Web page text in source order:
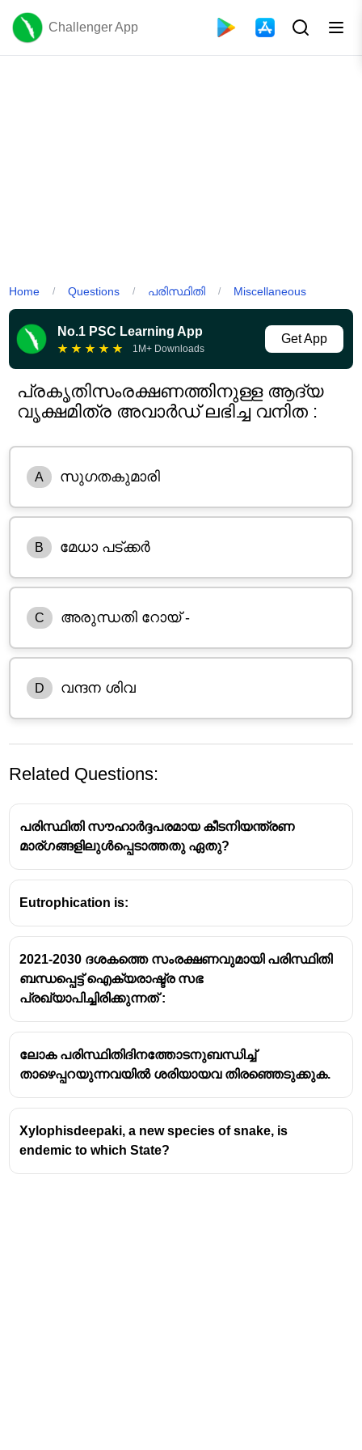
Challenger App
Home / Questions / പരിസ്ഥിതി / Miscellaneous
No.1 PSC Learning App
★ ★ ★ ★ ★ 1M+ Downloads
Get App
പ്രകൃതിസംരക്ഷണത്തിനുള്ള ആദ്യ
വൃക്ഷമിത്ര അവാർഡ് ലഭിച്ച വനിത :
A സുഗതകുമാരി
B മേധാ പട്ക്കർ
C അരുന്ധതി റോയ് -
D വന്ദന ശിവ
Related Questions:
പരിസ്ഥിതി സൗഹാർദ്ദപരമായ കീടനിയന്ത്രണ
മാര്ഗങ്ങളിലുൾപ്പെടാത്തതു ഏതു?
Eutrophication is:
2021-2030 ദശകത്തെ സംരക്ഷണവുമായി പരിസ്ഥിതി
ബന്ധപ്പെട്ട് ഐക്യരാഷ്ട്ര സഭ
പ്രഖ്യാപിച്ചിരിക്കുന്നത് :
ലോക പരിസ്ഥിതിദിനത്തോടനുബന്ധിച്ച്
താഴെപ്പറയുന്നവയിൽ ശരിയായവ തിരഞ്ഞെടുക്കുക.
Xylophisdeepaki, a new species of snake, is
endemic to which State?